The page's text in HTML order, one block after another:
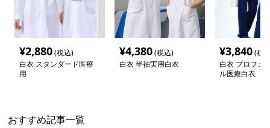
¥2,880(税込)
白衣 スタンダード医療
用
¥4,380(税込)
白衣 半袖実用白衣
¥3,840(税
白衣 プロフェ
ル医療白衣
おすすめ記事一覧